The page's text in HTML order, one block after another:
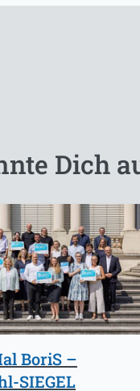
Dich
BoriS –
SIEGEL